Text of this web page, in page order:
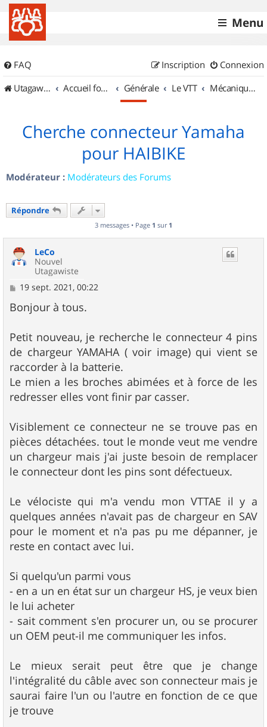
Menu
FAQ Connexion
Inscription
UtagawaVTT (Randos VTT et VTTAE avec traces GPS)
Accueil forum Générale Le VTT Mécanique et Entretiens
Cherche connecteur Yamaha
pour HAIBIKE
Modérateur : Modérateurs des Forums
Répondre
3 messages • Page 1 sur 1
LeCo
Nouvel
Utagawiste
M
s
s
g
e
19 sept. 2021, 00:22
Bonjour à tous.
Petit nouveau, je recherche le connecteur 4 pins
de chargeur YAMAHA ( voir image) qui vient se
raccorder à la batterie.
Le mien a les broches abimées et à force de les
redresser elles vont finir par casser.
Visiblement ce connecteur ne se trouve pas en
pièces détachées. tout le monde veut me vendre
un chargeur mais j'ai juste besoin de remplacer
le connecteur dont les pins sont défectueux.
Le vélociste qui m'a vendu mon VTTAE il y a
quelques années n'avait pas de chargeur en SAV
pour le moment et n'a pas pu me dépanner, je
reste en contact avec lui.
Si quelqu'un parmi vous
- en a un en état sur un chargeur HS, je veux bien
le lui acheter
- sait comment s'en procurer un, ou se procurer
un OEM peut-il me communiquer les infos.
Le mieux serait peut être que je change
l'intégralité du câble avec son connecteur mais je
saurai faire l'un ou l'autre en fonction de ce que
je trouve